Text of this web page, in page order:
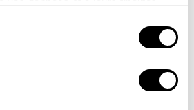
la Déclaration relative aux
sur l'icône de confidentialité.
nous aimerions également :
(c’est une amie qui la coloriée)